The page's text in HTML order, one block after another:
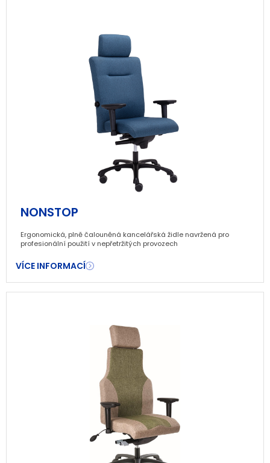
NONSTOP
Ergonomická, plně čalouněná kancelářská židle navržená pro
profesionální použití v nepřetržitých provozech
VÍCE INFORMACÍ